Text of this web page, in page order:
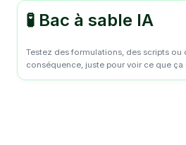
🧪 Bac à sable IA
Testez des formulations, des scripts ou
conséquence, juste pour voir ce que ça